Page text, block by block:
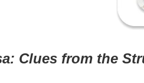
Clues from the